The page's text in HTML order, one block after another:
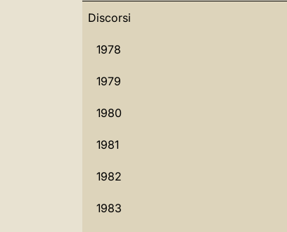
Discorsi
1978
1979
1980
1981
1982
1983